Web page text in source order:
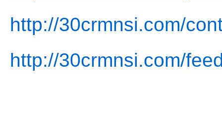
http://30crmnsi.com/
http://30crmnsi.com/